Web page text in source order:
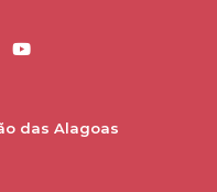
das Alagoas